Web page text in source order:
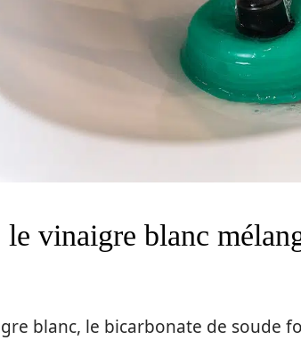
vinaigre blanc
blanc, le bicarbonate de soude